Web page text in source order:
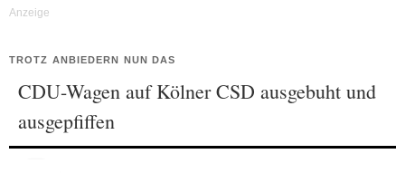
TROTZ ANBIEDERN NUN DAS
CDU-Wagen auf Kölner CSD ausgebuht und
ausgepfiffen